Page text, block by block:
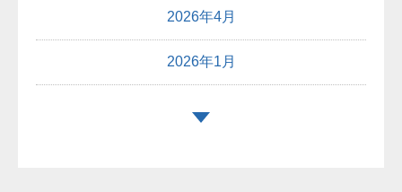
2026年4月
2026年1月